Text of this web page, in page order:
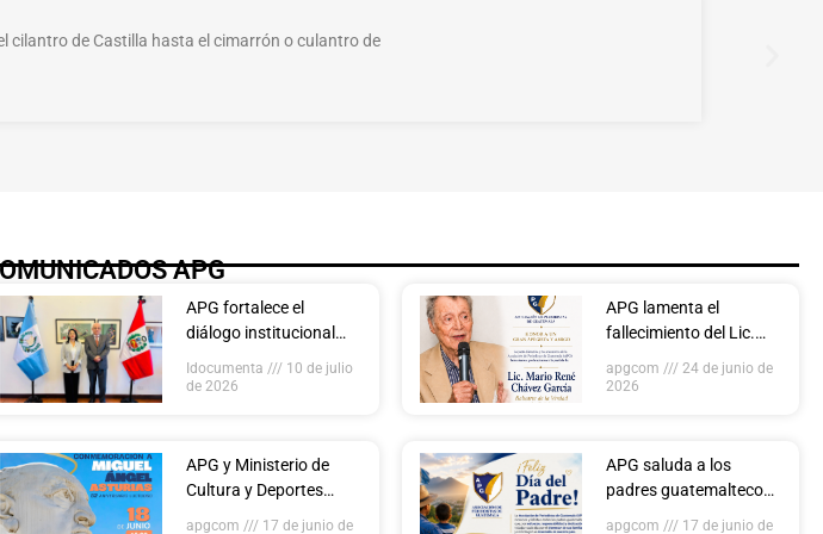
cilantro de Castilla hasta el cimarrón o culantro de
APG
APG fortalece el
diálogo institucional
República del Perú en
Idocumenta
10 de julio
de 2026
APG lamenta el
fallecimiento del Lic.
García, referente
guatemalteco
apgcom
24 de junio de
2026
APG y Ministerio de
Cultura y Deportes
apgcom
17 de junio de
APG saluda a los
padres guatemaltecos
apgcom
17 de junio de